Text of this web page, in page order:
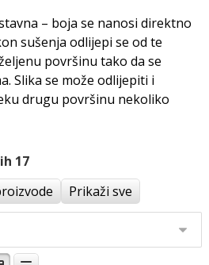
– boja se nanosi direktno
sušenja odlijepi se od te
površinu tako da se
Slika se može odlijepiti i
drugu površinu nekoliko
17
Prikaži sve